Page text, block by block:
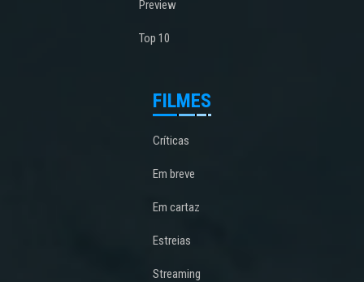
Preview
Top 10
FILMES
Críticas
Em breve
Em cartaz
Estreias
Streaming